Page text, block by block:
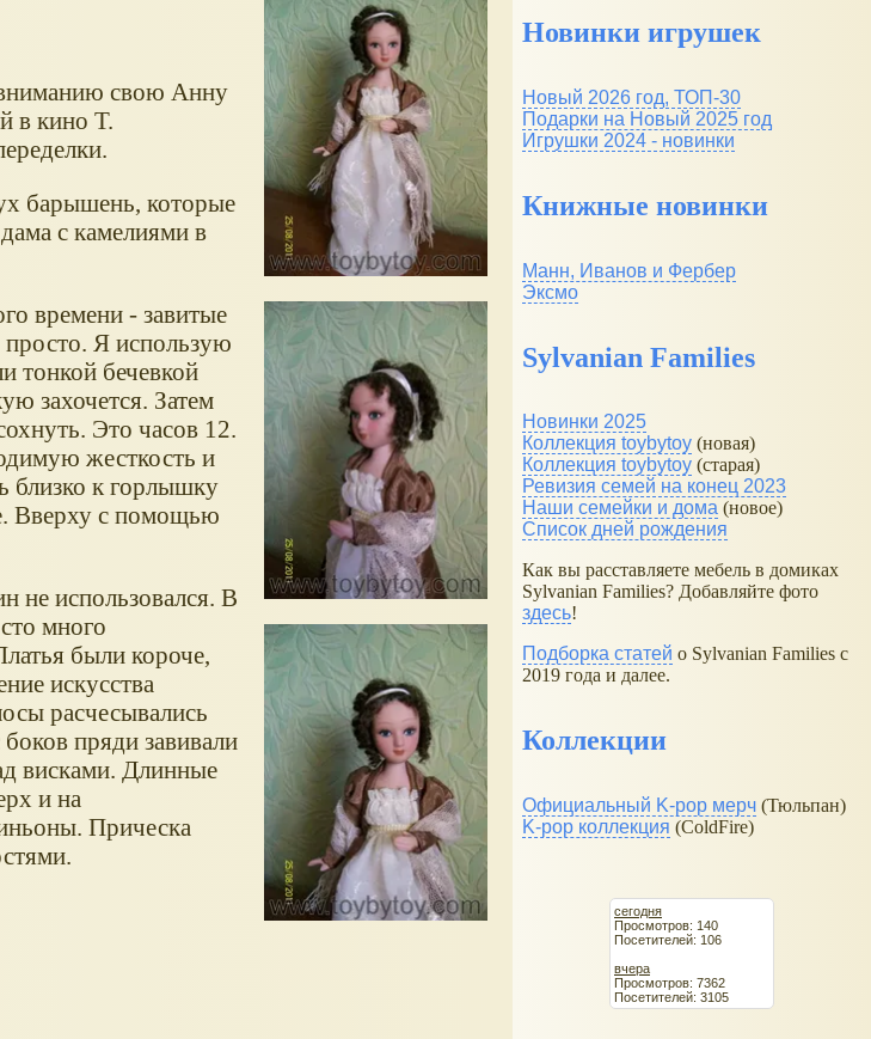
свою Анну
в кино Т.
барышень, которые
с камелиями в
времени - завитые
Я использую
тонкой бечевкой
захочется. Затем
Это часов 12.
жесткость и
близко к горлышку
Вверху с помощью
не использовался. В
много
были короче,
искусства
расчесывались
пряди завивали
висками. Длинные
и на
. Прическа
Новинки игрушек
Новый 2026 год, ТОП-30
Подарки на Новый 2025 год
Игрушки 2024 - новинки
Книжные новинки
Манн, Иванов и Фербер
Эксмо
Sylvanian Families
Новинки 2025
Коллекция toybytoy (новая)
Коллекция toybytoy (старая)
Ревизия семей на конец 2023
Наши семейки и дома (новое)
Список дней рождения
Как вы расставляете мебель в домиках
Sylvanian Families? Добавляйте фото
здесь!
Подборка статей о Sylvanian Families с
2019 года и далее.
Коллекции
Официальный K-pop мерч (Тюльпан)
K-pop коллекция (ColdFire)
сегодня
Просмотров: 140
Посетителей: 106
вчера
Просмотров: 7362
Посетителей: 3105